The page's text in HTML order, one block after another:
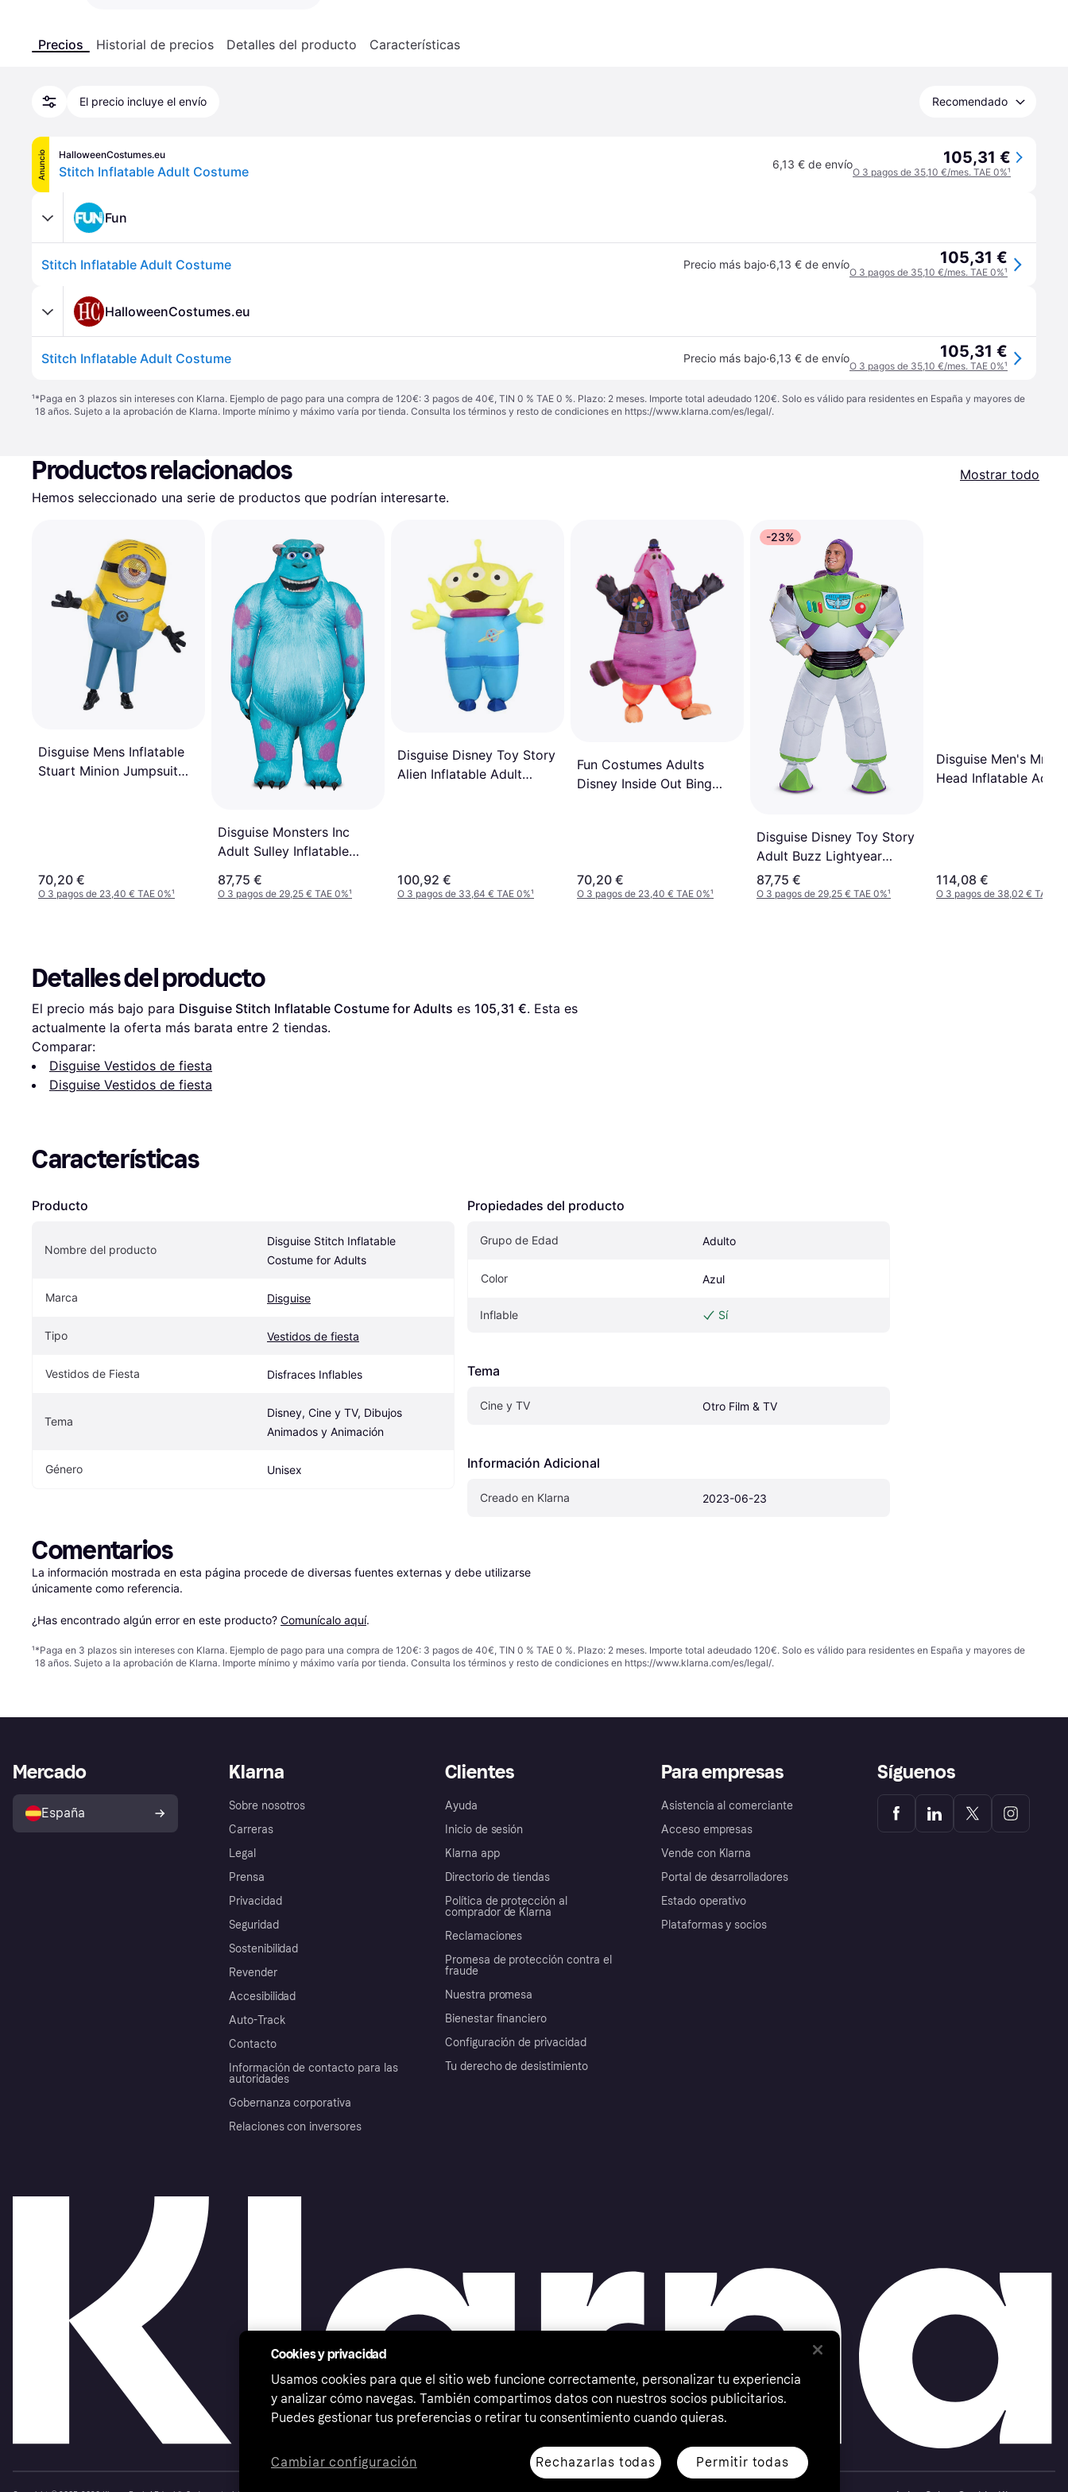
Precios Historial de precios Detalles del producto Características
El precio incluye el envío Recomendado
Anuncio HalloweenCostumes.eu
Stitch Inflatable Adult Costume 6,13 € de envío 105,31 €
O 3 pagos de 35,10 €/mes. TAE 0%¹
Fun
Stitch Inflatable Adult Costume Precio más bajo·6,13 € de envío 105,31 €
O 3 pagos de 35,10 €/mes. TAE 0%¹
HalloweenCostumes.eu
Stitch Inflatable Adult Costume Precio más bajo·6,13 € de envío 105,31 €
O 3 pagos de 35,10 €/mes. TAE 0%¹
¹*Paga en 3 plazos sin intereses con Klarna. Ejemplo de pago para una compra de 120€: 3 pagos de 40€, TIN 0 % TAE 0 %. Plazo: 2 meses. Importe total adeudado 120€. Solo es válido para residentes en España y mayores de
18 años. Sujeto a la aprobación de Klarna. Importe mínimo y máximo varía por tienda. Consulta los términos y resto de condiciones en https://www.klarna.com/es/legal/.
Productos relacionados
Mostrar todo
Hemos seleccionado una serie de productos que podrían interesarte.
Disguise Mens Inflatable
Stuart Minion Jumpsuit
70,20 €
O 3 pagos de 23,40 € TAE 0%¹
Disguise Monsters Inc
Adult Sulley Inflatable
87,75 €
O 3 pagos de 29,25 € TAE 0%¹
Disguise Disney Toy Story
Alien Inflatable Adult
100,92 €
O 3 pagos de 33,64 € TAE 0%¹
Fun Costumes Adults
Disney Inside Out Bing
70,20 €
O 3 pagos de 23,40 € TAE 0%¹
-23%
Disguise Disney Toy Story
Adult Buzz Lightyear
Inflatable Costume
87,75 €
O 3 pagos de 29,25 € TAE 0%¹
Disguise Men's Mr.
Head Inflatable Adult
114,08 €
O 3 pagos de 38,02 € TAE 0%
Detalles del producto
El precio más bajo para Disguise Stitch Inflatable Costume for Adults es 105,31 €. Esta es
actualmente la oferta más barata entre 2 tiendas.
Comparar:
Disguise Vestidos de fiesta
Disguise Vestidos de fiesta
Características
Producto
Nombre del producto
Disguise Stitch Inflatable
Costume for Adults
Marca Disguise
Tipo Vestidos de fiesta
Vestidos de Fiesta Disfraces Inflables
Tema
Disney, Cine y TV, Dibujos
Animados y Animación
Género Unisex
Propiedades del producto
Grupo de Edad Adulto
Color Azul
Inflable Sí
Tema
Cine y TV Otro Film & TV
Información Adicional
Creado en Klarna 2023-06-23
Comentarios
La información mostrada en esta página procede de diversas fuentes externas y debe utilizarse
únicamente como referencia.
¿Has encontrado algún error en este producto? Comunícalo aquí.
¹*Paga en 3 plazos sin intereses con Klarna. Ejemplo de pago para una compra de 120€: 3 pagos de 40€, TIN 0 % TAE 0 %. Plazo: 2 meses. Importe total adeudado 120€. Solo es válido para residentes en España y mayores de
18 años. Sujeto a la aprobación de Klarna. Importe mínimo y máximo varía por tienda. Consulta los términos y resto de condiciones en https://www.klarna.com/es/legal/.
Klarna
Sobre nosotros
Carreras
Legal
Prensa
Privacidad
Seguridad
Sostenibilidad
Revender
Accesibilidad
Auto-Track
Contacto
Información de contacto para las
autoridades
Gobernanza corporativa
Relaciones con inversores
Clientes
Ayuda
Inicio de sesión
Klarna app
Directorio de tiendas
Política de protección al
comprador de Klarna
Reclamaciones
Promesa de protección contra el
fraude
Nuestra promesa
Bienestar financiero
Configuración de privacidad
Tu derecho de desistimiento
Para empresas
Asistencia al comerciante
Acceso empresas
Vende con Klarna
Portal de desarrolladores
Estado operativo
Plataformas y socios
Mercado
España
Síguenos
Cookies y privacidad
Usamos cookies para que el sitio web funcione correctamente, personalizar tu experiencia
y analizar cómo navegas. También compartimos datos con nuestros socios publicitarios.
Puedes gestionar tus preferencias o retirar tu consentimiento cuando quieras.
Rechazarlas todas Permitir todas
Cambiar configuración